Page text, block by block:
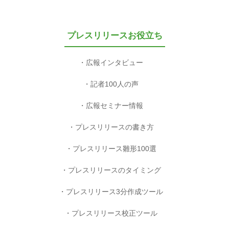
プレスリリースお役立ち
広報インタビュー
記者100人の声
広報セミナー情報
プレスリリースの書き方
プレスリリース雛形100選
プレスリリースのタイミング
プレスリリース3分作成ツール
プレスリリース校正ツール